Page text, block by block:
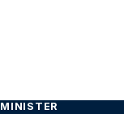
MINISTER